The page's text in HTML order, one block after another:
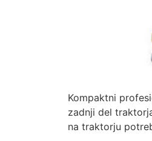
Kompaktni
zadnji del
na traktorju